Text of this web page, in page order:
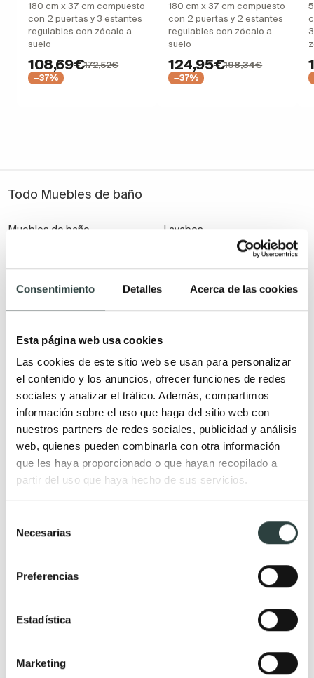
Consentimiento Detalles Acerca de las cookies
Esta página web usa cookies
Las cookies de este sitio web se usan para personalizar
el contenido y los anuncios, ofrecer funciones de redes
sociales y analizar el tráfico. Además, compartimos
información sobre el uso que haga del sitio web con
nuestros partners de redes sociales, publicidad y análisis
web, quienes pueden combinarla con otra información
que les haya proporcionado o que hayan recopilado a
partir del uso que haya hecho de sus servicios.
Necesarias
Preferencias
Estadística
Marketing
180 cm x 37 cm compuesto
con 2 puertas y 3 estantes
regulables con zócalo a
suelo
108,69€172,52€
−37%
180 cm x 37 cm compuesto
con 2 puertas y 2 estantes
regulables con zócalo a
suelo
124,95€198,34€
−37%
Todo Muebles de baño
Muebles de baño
Muebles de baño rústicos y
natural
Muebles de baño vintage y
neoclásicos
Mueble de baño de madera
Muebles de baño Salgar
Muebles de baño fondo
reducido
Muebles de baño
suspendidos
Muebles de baño
económicos
Lavabos
Lavabos modernos
Lavabos sobre encimera
Lavabos baratos
Lavabos pequeños
Lavabos encastrados
Lavabos suspendidos
Lavabos dobles
Espejos
Espejos de baño con
Armarios con espejos
Grifos de ducha y bañera